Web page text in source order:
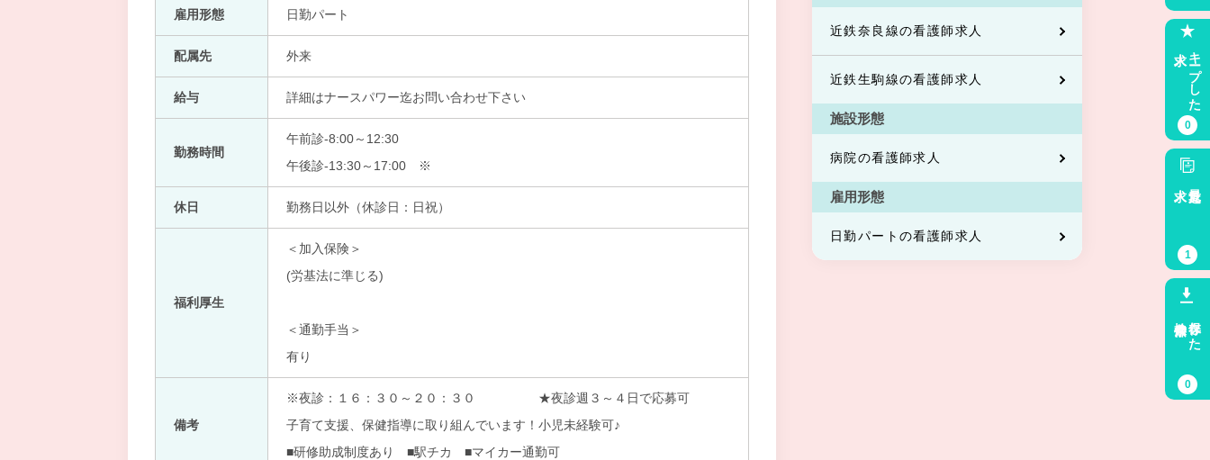
雇用形態 日勤パート
配属先 外来
給与 詳細はナースパワー迄お問い合わせ下さい
勤務時間
午前診-8:00～12:30
午後診-13:30～17:00 ※
休日 勤務日以外（休診日：日祝）
福利厚生
＜加入保険＞
(労基法に準じる)
＜通勤手当＞
有り
備考
※夜診：１６：３０～２０：３０ ★夜診週３～４日で応募可
子育て支援、保健指導に取り組んでいます！小児未経験可♪
■研修助成制度あり ■駅チカ ■マイカー通勤可
近鉄奈良線の看護師求人
近鉄生駒線の看護師求人
施設形態
病院の看護師求人
雇用形態
日勤パートの看護師求人
キープした
0
最近見た
1
保存した
0